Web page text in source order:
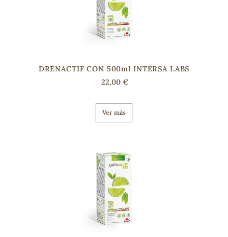
DRENACTIF CON 500ml INTERSA LABS
22,00 €
Ver más